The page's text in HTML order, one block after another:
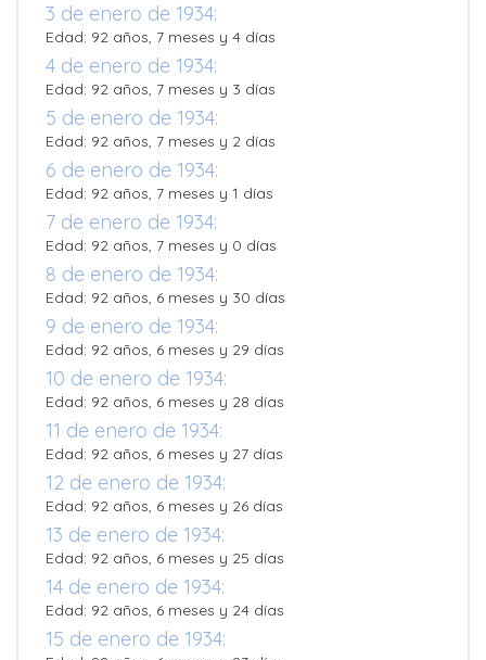
3 de enero de 1934:
Edad: 92 años, 7 meses y 4 días
4 de enero de 1934:
Edad: 92 años, 7 meses y 3 días
5 de enero de 1934:
Edad: 92 años, 7 meses y 2 días
6 de enero de 1934:
Edad: 92 años, 7 meses y 1 días
7 de enero de 1934:
Edad: 92 años, 7 meses y 0 días
8 de enero de 1934:
Edad: 92 años, 6 meses y 30 días
9 de enero de 1934:
Edad: 92 años, 6 meses y 29 días
10 de enero de 1934:
Edad: 92 años, 6 meses y 28 días
11 de enero de 1934:
Edad: 92 años, 6 meses y 27 días
12 de enero de 1934:
Edad: 92 años, 6 meses y 26 días
13 de enero de 1934:
Edad: 92 años, 6 meses y 25 días
14 de enero de 1934:
Edad: 92 años, 6 meses y 24 días
15 de enero de 1934: